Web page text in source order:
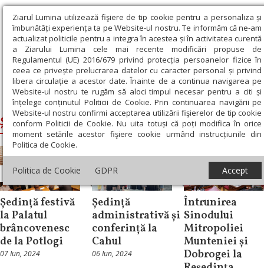
Ziarul Lumina utilizează fişiere de tip cookie pentru a personaliza și
îmbunătăți experiența ta pe Website-ul nostru. Te informăm că ne-am
actualizat politicile pentru a integra în acestea și în activitatea curentă
a Ziarului Lumina cele mai recente modificări propuse de
Regulamentul (UE) 2016/679 privind protecția persoanelor fizice în
ceea ce privește prelucrarea datelor cu caracter personal și privind
libera circulație a acestor date. Înainte de a continua navigarea pe
Website-ul nostru te rugăm să aloci timpul necesar pentru a citi și
înțelege conținutul Politicii de Cookie. Prin continuarea navigării pe
Website-ul nostru confirmi acceptarea utilizării fişierelor de tip cookie
conform Politicii de Cookie. Nu uita totuși că poți modifica în orice
moment setările acestor fişiere cookie urmând instrucțiunile din
Politica de Cookie.
Politica de Cookie GDPR Accept
Ziarul Lumina › ședință
ședință
Știri
Ședință festivă
la Palatul
brâncovenesc
de la Potlogi
07 Iun, 2024
Știri
Ședință
administrativă și
conferință la
Cahul
06 Iun, 2024
Întrunirea
Sinodului
Mitropoliei
Munteniei și
Dobrogei la